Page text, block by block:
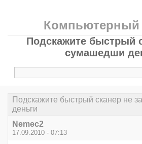
Подскажите быстрый
сумашедши
Подскажите быстрый сканер не
деньги
Nemec2
17.09.2010 - 07:13